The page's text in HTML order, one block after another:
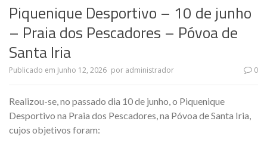
Piquenique Desportivo – 10 de junho
– Praia dos Pescadores – Póvoa de
Santa Iria
Publicado em Junho 12, 2026 por administrador 0
Realizou-se, no passado dia 10 de junho, o Piquenique
Desportivo na Praia dos Pescadores, na Póvoa de Santa Iria,
cujos objetivos foram: